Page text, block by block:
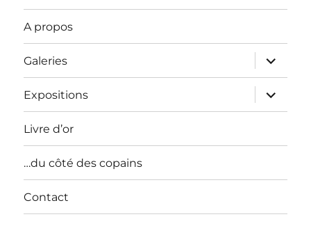
A propos
Galeries
ouvrir
le
sous-
menu
Expositions
ouvrir
le
sous-
Livre d’or
…du côté des copains
Contact